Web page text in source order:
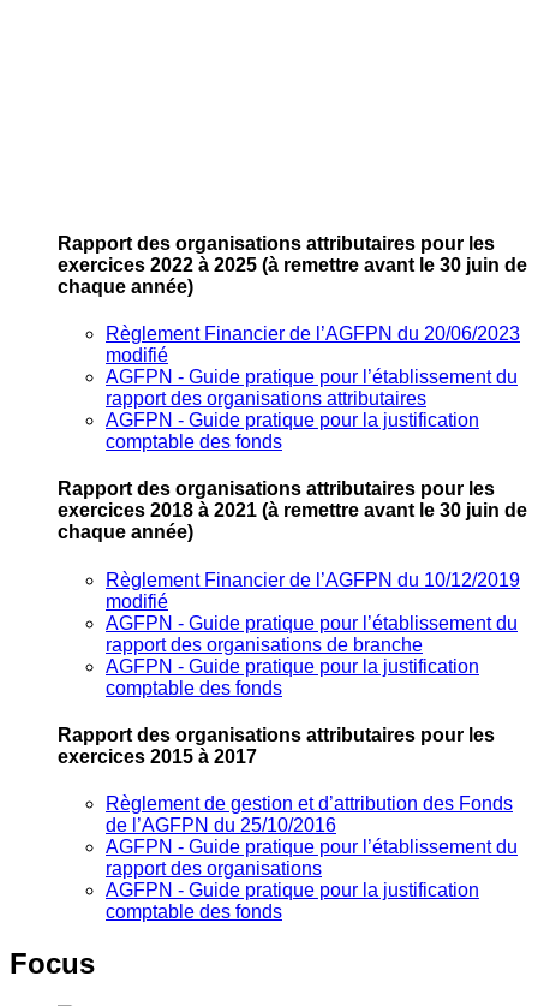
Rapport des organisations attributaires pour les
exercices 2022 à 2025 (à remettre avant le 30 juin de
chaque année)
Règlement Financier de l’AGFPN du 20/06/2023
modifié
AGFPN ‐ Guide pratique pour l’établissement du
rapport des organisations attributaires
AGFPN ‐ Guide pratique pour la justification
comptable des fonds
Rapport des organisations attributaires pour les
exercices 2018 à 2021 (à remettre avant le 30 juin de
chaque année)
Règlement Financier de l’AGFPN du 10/12/2019
modifié
AGFPN ‐ Guide pratique pour l’établissement du
rapport des organisations de branche
AGFPN ‐ Guide pratique pour la justification
comptable des fonds
Rapport des organisations attributaires pour les
exercices 2015 à 2017
Règlement de gestion et d’attribution des Fonds
de l’AGFPN du 25/10/2016
AGFPN ‐ Guide pratique pour l’établissement du
rapport des organisations
AGFPN ‐ Guide pratique pour la justification
comptable des fonds
Focus